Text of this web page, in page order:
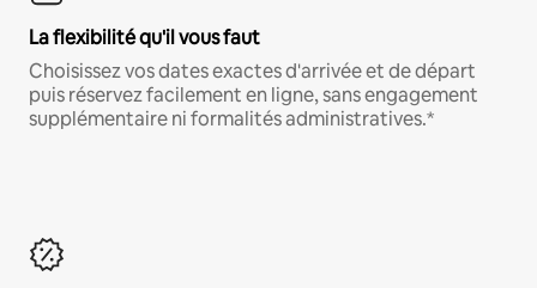
La flexibilité qu'il vous faut
Choisissez vos dates exactes d'arrivée et de départ
puis réservez facilement en ligne, sans engagement
supplémentaire ni formalités administratives.*